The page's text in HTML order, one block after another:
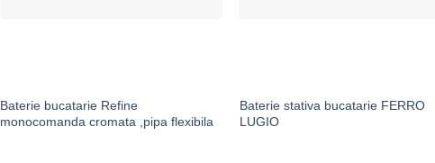
Baterie bucatarie Refine
monocomanda cromata ,pipa flexibila
Baterie stativa bucatarie FERRO
LUGIO